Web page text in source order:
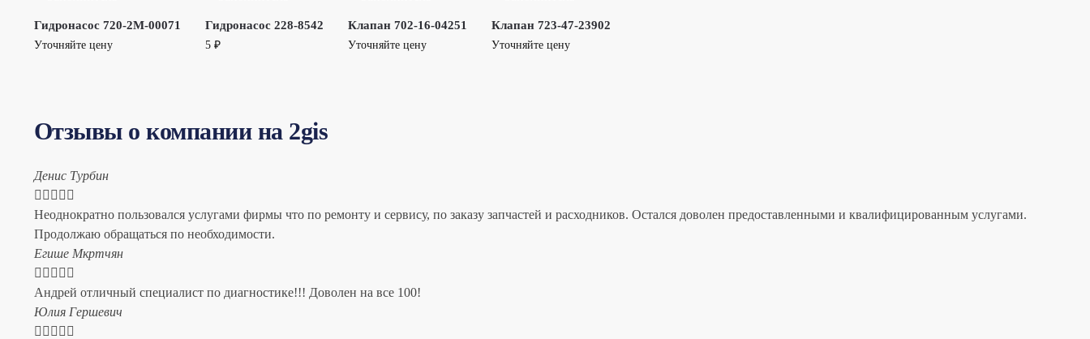
Гидронасос 720-2M-00071
Уточняйте цену
Гидронасос 228-8542
5 ₽
Клапан 702-16-04251
Уточняйте цену
Клапан 723-47-23902
Уточняйте цену
Отзывы о компании на 2gis
Денис Турбин
    
Неоднократно пользовался услугами фирмы что по ремонту и сервису, по заказу запчастей и расходников. Остался доволен предоставленными и квалифицированным услугами.
Продолжаю обращаться по необходимости.
​Егише Мкртчян
    
Андрей отличный специалист по диагностике!!! Доволен на все 100!
​Юлия Гершевич
    